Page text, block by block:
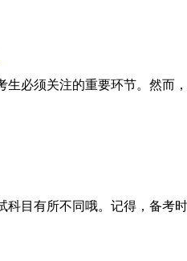
必须关注的重要环节。然
有所不同哦。记得，备考